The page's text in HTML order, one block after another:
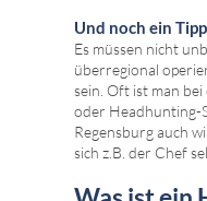
Und noch ein
Es müssen nicht
überregional
sein. Oft ist man
oder Headhunting-
Regensburg auch
sich z.B. der Chef